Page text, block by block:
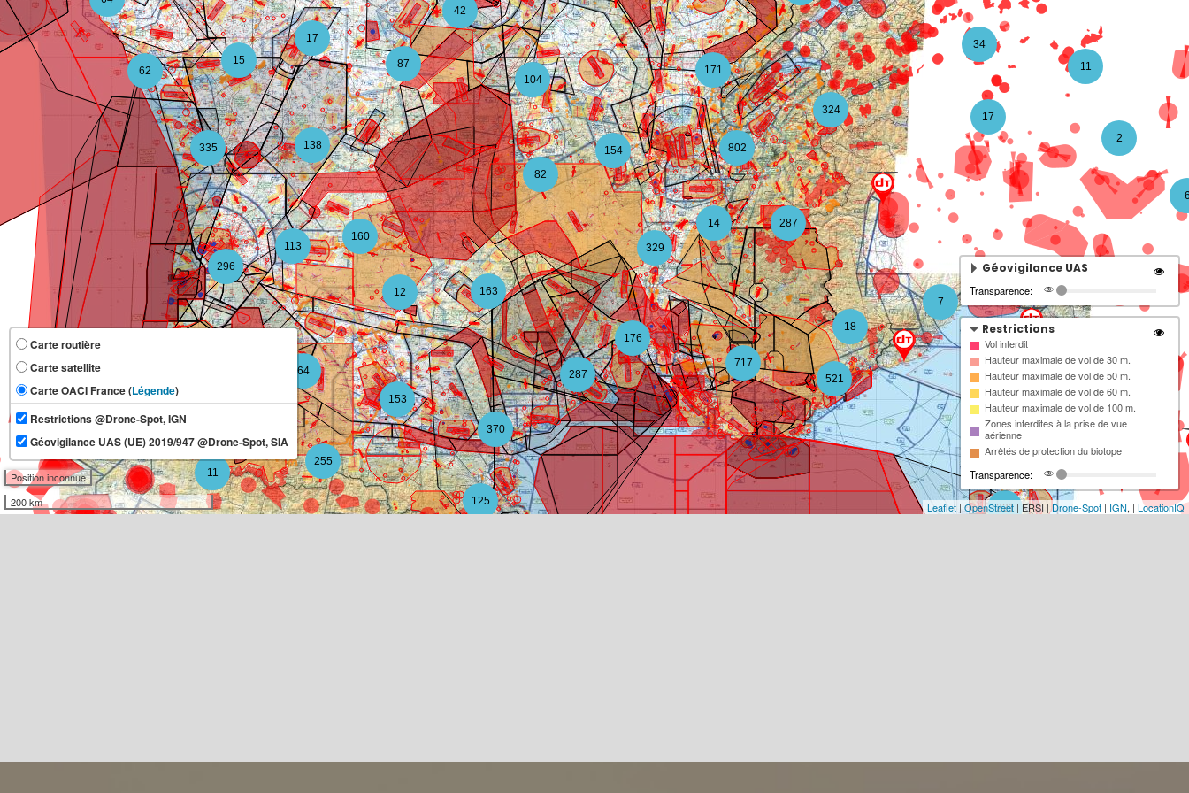
163
287
370
138
221
335
160
521
717
296
113
104
64
153
287
255
329
802
176
42
87 171
125
82
62
2
34
11
7
17
324
15
7
14
18
154
17
11
109
12
Carte routière
Carte satellite
Carte OACI France (Légende)
Restrictions @Drone-Spot, IGN
Géovigilance UAS (UE) 2019/947 @Drone-Spot, SIA
Position inconnue
200 km
Géovigilance UAS
Transparence:
Restrictions
Vol interdit
Hauteur maximale de vol de 30 m.
Hauteur maximale de vol de 50 m.
Hauteur maximale de vol de 60 m.
Hauteur maximale de vol de 100 m.
Zones interdites à la prise de vue
aérienne
Arrêtés de protection du biotope
Transparence:
Leaflet | OpenStreet | ERSI | Drone-Spot | IGN, | LocationIQ